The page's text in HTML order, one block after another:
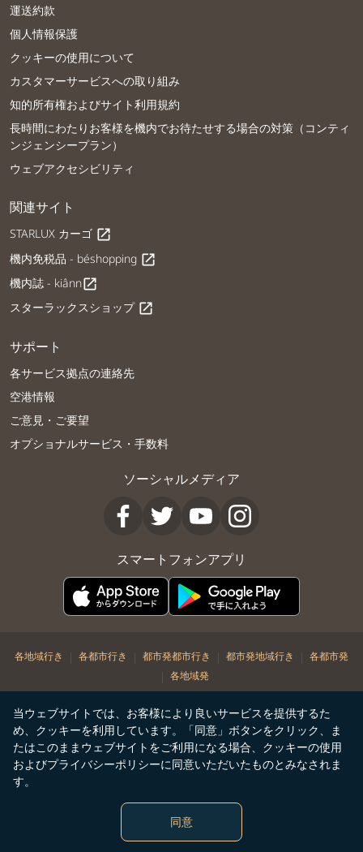
当ウェブサイトでは、お客様により良いサービスを提供するた
め、クッキーを利用しています。「同意」ボタンをクリック、ま
たはこのままウェブサイトをご利用になる場合、クッキーの使用
およびプライバシーポリシーに同意いただいたものとみなされま
す。
同意
運送約款
個人情報保護
クッキーの使用について
カスタマーサービスへの取り組み
知的所有権およびサイト利用規約
長時間にわたりお客様を機内でお待たせする場合の対策（コンティ
ンジェンシープラン）
ウェブアクセシビリティ
関連サイト
STARLUX カーゴ open_in_new
機内免税品 - béshopping open_in_new
機内誌 - kiânnopen_in_new
スターラックスショップ open_in_new
サポート
各サービス拠点の連絡先
空港情報
ご意見・ご要望
オプショナルサービス・手数料
ソーシャルメディア
スマートフォンアプリ
各地域行き | 各都市行き | 都市発都市行き | 都市発地域行き | 各都市発
| 各地域発